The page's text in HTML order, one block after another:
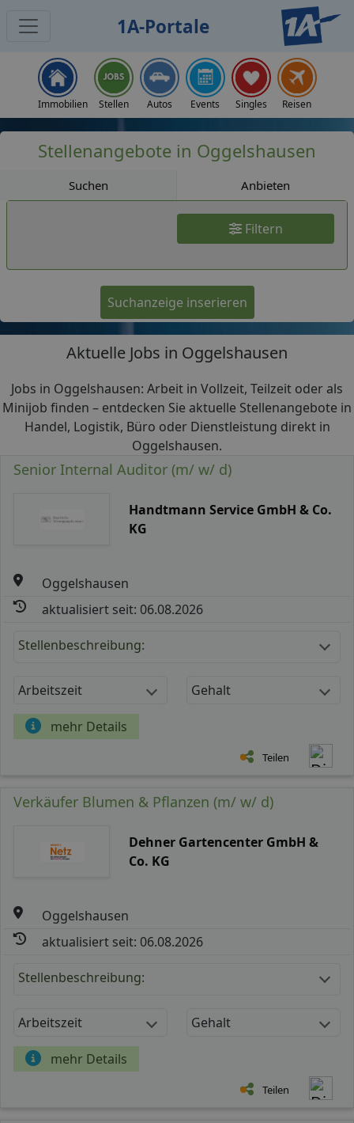
1A-Portale
Immobilien Stellen Autos Events Singles Reisen
Stellenangebote in Oggelshausen
Suchen Anbieten
Filtern
Suchanzeige inserieren
Aktuelle Jobs in Oggelshausen
Jobs in Oggelshausen: Arbeit in Vollzeit, Teilzeit oder als
Minijob finden – entdecken Sie aktuelle Stellenangebote in
Handel, Logistik, Büro oder Dienstleistung direkt in
Oggelshausen.
Senior Internal Auditor (m/ w/ d)
Handtmann Service GmbH & Co.
KG
Oggelshausen
aktualisiert seit: 06.08.2026
Stellenbeschreibung:
Arbeitszeit Gehalt
mehr Details
Teilen
Verkäufer Blumen & Pflanzen (m/ w/ d)
Dehner Gartencenter GmbH &
Co. KG
Oggelshausen
aktualisiert seit: 06.08.2026
Stellenbeschreibung:
Arbeitszeit Gehalt
mehr Details
Teilen